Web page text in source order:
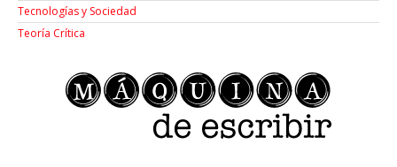
Tecnologías y Sociedad
Teoría Crítica